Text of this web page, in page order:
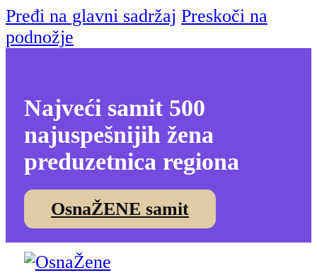
Pređi na glavni sadržaj Preskoči na
podnožje
Najveći samit 500
najuspešnijih žena
preduzetnica regiona
OsnaŽENE samit